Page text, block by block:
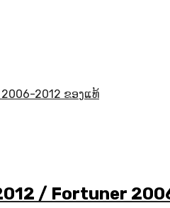
/ Fortuner